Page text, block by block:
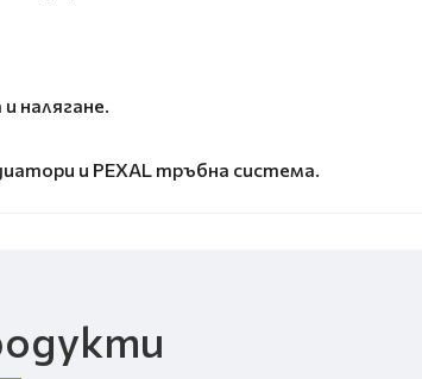
налягане.
и PEXAL тръбна система.